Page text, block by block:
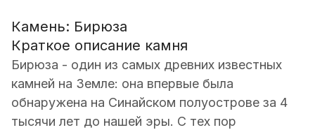
Камень: Бирюза
Краткое описание камня
Бирюза - один из самых древних известных
камней на Земле: она впервые была
обнаружена на Синайском полуострове за 4
тысячи лет до нашей эры. С тех пор